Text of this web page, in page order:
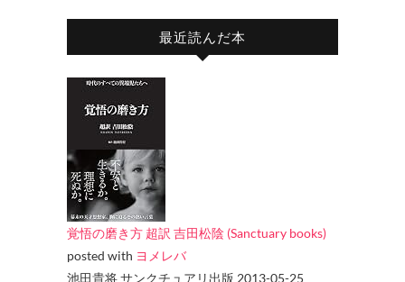
最近読んだ本
覚悟の磨き方 超訳 吉田松陰 (Sanctuary books)
posted with ヨメレバ
池田貴将 サンクチュアリ出版 2013-05-25